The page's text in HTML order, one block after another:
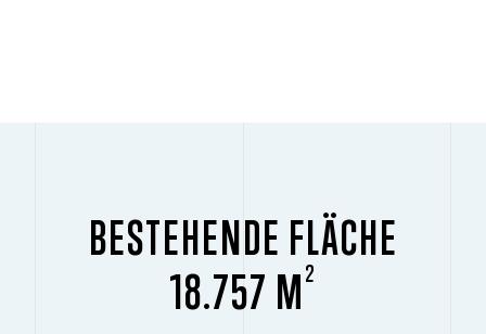
BESTEHENDE FLÄCHE
18.757 M 2